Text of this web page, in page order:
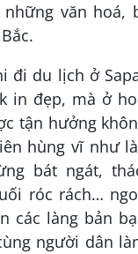
văn hoá,
đi du lịch ở
in đẹp, mà ở
tận hưởng
hùng vĩ như
bát ngát,
róc rách…
các làng bản
người dân